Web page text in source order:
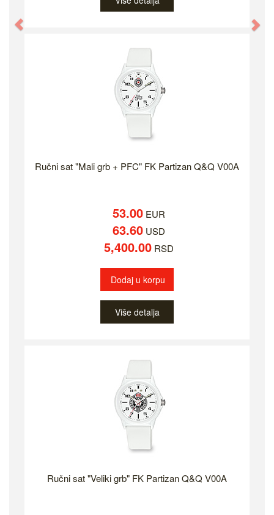
Ručni sat "Mali grb + PFC" FK Partizan Q&Q V00A
53.00EUR
63.60USD
5,400.00RSD
Dodaj u korpu
Više detalja
Ručni sat "Veliki grb" FK Partizan Q&Q V00A